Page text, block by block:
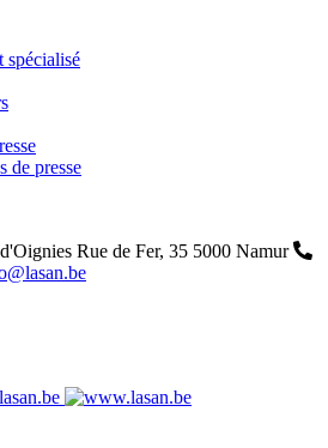
spécialisé
de presse
Rue de Fer, 35 5000 Namur